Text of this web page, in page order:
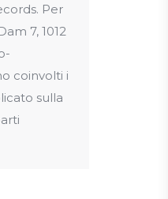
Per
7, 1012
coinvolti i
sulla